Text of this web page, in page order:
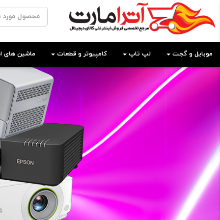
موبایل و گجت لپ تاپ کامپیوتر و قطعات ماشین های